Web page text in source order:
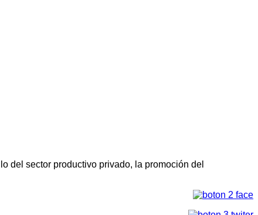
del sector productivo privado, la promoción del